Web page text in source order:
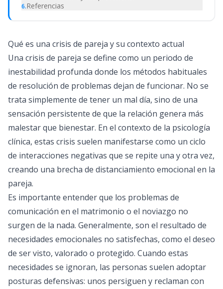
6.Referencias
Qué es una crisis de pareja y su contexto actual
Una crisis de pareja se define como un periodo de
inestabilidad profunda donde los métodos habituales
de resolución de problemas dejan de funcionar. No se
trata simplemente de tener un mal día, sino de una
sensación persistente de que la relación genera más
malestar que bienestar. En el contexto de la psicología
clínica, estas crisis suelen manifestarse como un ciclo
de interacciones negativas que se repite una y otra vez,
creando una brecha de distanciamiento emocional en la
pareja.
Es importante entender que los problemas de
comunicación en el matrimonio o el noviazgo no
surgen de la nada. Generalmente, son el resultado de
necesidades emocionales no satisfechas, como el deseo
de ser visto, valorado o protegido. Cuando estas
necesidades se ignoran, las personas suelen adoptar
posturas defensivas: unos persiguen y reclaman con